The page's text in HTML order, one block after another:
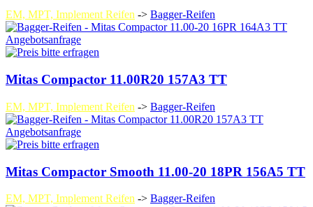
EM, MPT, Implement Reifen -> Bagger-Reifen
Angebotsanfrage
Mitas Compactor 11.00R20 157A3 TT
EM, MPT, Implement Reifen -> Bagger-Reifen
Angebotsanfrage
Mitas Compactor Smooth 11.00-20 18PR 156A5 TT
EM, MPT, Implement Reifen -> Bagger-Reifen